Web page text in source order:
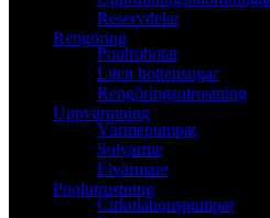
Reservdelar
Rengöring
Poolrobotar
Liten bottensugar
Rengöringsutrustning
Uppvärmning
Värmepumpar
Solvärme
Elvärmare
Poolutrustning
Cirkulationspumpar